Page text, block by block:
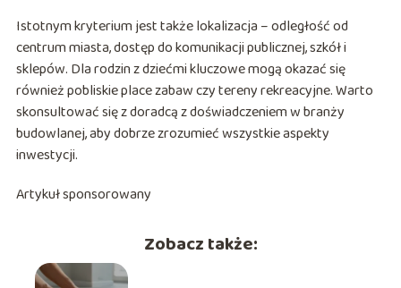
Istotnym kryterium jest także lokalizacja – odległość od
centrum miasta, dostęp do komunikacji publicznej, szkół i
sklepów. Dla rodzin z dziećmi kluczowe mogą okazać się
również pobliskie place zabaw czy tereny rekreacyjne. Warto
skonsultować się z doradcą z doświadczeniem w branży
budowlanej, aby dobrze zrozumieć wszystkie aspekty
inwestycji.
Artykuł sponsorowany
Zobacz także: